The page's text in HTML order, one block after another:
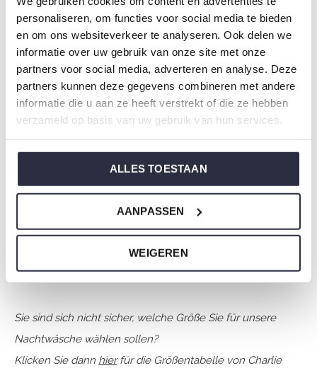
personaliseren, om functies voor social media te bieden
en om ons websiteverkeer te analyseren. Ook delen we
informatie over uw gebruik van onze site met onze
partners voor social media, adverteren en analyse. Deze
partners kunnen deze gegevens combineren met andere
informatie die u aan ze heeft verstrekt of die ze hebben
verzameld op basis van uw gebruik van hun services.
ALLES TOESTAAN
AANPASSEN
WEIGEREN
Marke: Charlie Choe
Saison: Spring/Summer 2026
Thema: N Amalfi Coast
Kollektion: Damen
Typ: Pyjama
Farbe: Light blue
Zusammensetzung: 95% Cotton/ 5% Elastane
Artikelnummer: N59125-38
Die Nachtwäsche von Charlie Choe ist gefertigt aus
einem wunderbar weichen Jersey und hat eine perfekte
Sie sind sich nicht sicher, welche Größe Sie für unsere
Nachtwäsche wählen sollen?
Klicken Sie dann hierfür die Größentabelle von Charlie